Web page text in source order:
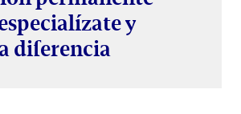
y
diferencia